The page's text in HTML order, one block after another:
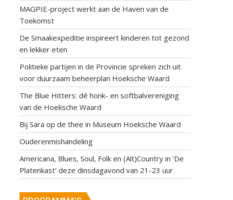
MAGPIE-project werkt aan de Haven van de
Toekomst
De Smaakexpeditie inspireert kinderen tot gezond
en lekker eten
Politieke partijen in de Provincie spreken zich uit
voor duurzaam beheerplan Hoeksche Waard
The Blue Hitters: dé honk- en softbalvereniging
van de Hoeksche Waard
Bij Sara op de thee in Museum Hoeksche Waard
Ouderenmishandeling
Americana, Blues, Soul, Folk en (Alt)Country in ‘De
Platenkast’ deze dinsdagavond van 21-23 uur